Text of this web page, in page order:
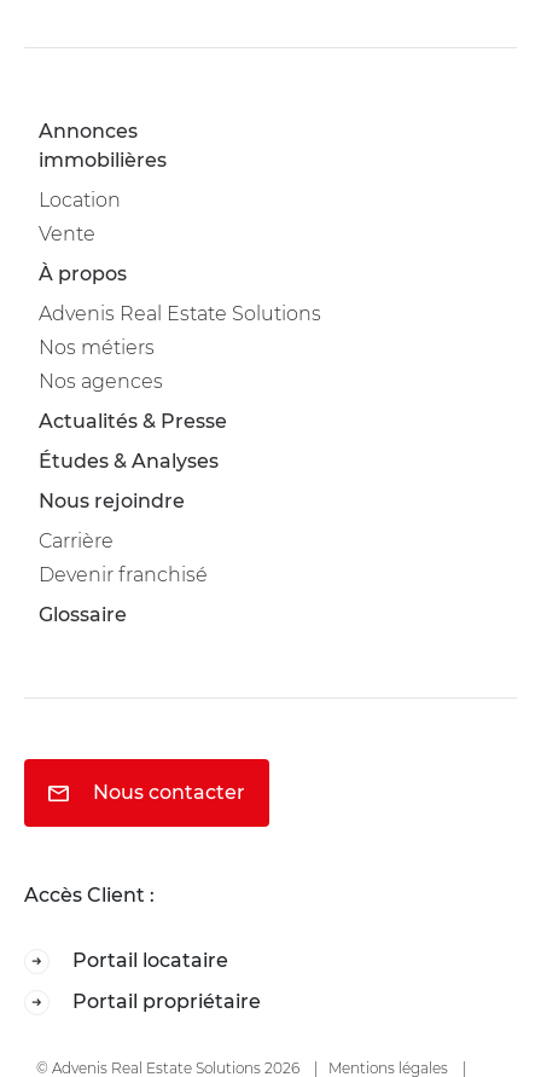
Annonces
immobilières
Location
Vente
À propos
Advenis Real Estate Solutions
Nos métiers
Nos agences
Actualités & Presse
Études & Analyses
Nous rejoindre
Carrière
Devenir franchisé
Glossaire
Nous contacter
Accès Client :
Portail locataire
Portail propriétaire
© Advenis Real Estate Solutions 2026 Mentions légales